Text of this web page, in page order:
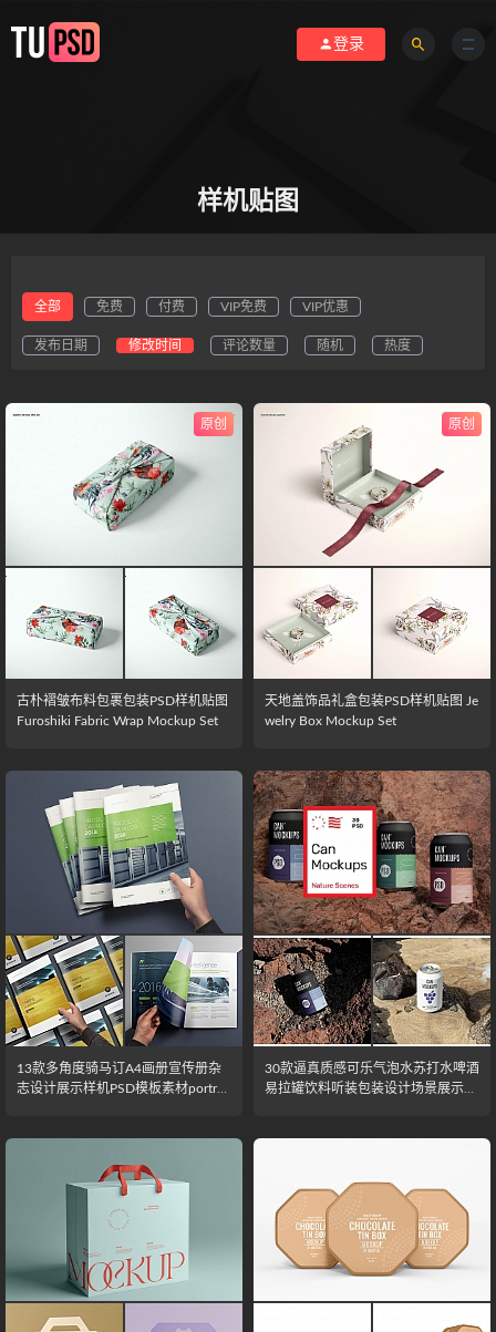
登录
样机贴图
全部 免费 付费 VIP免费 VIP优惠
发布日期 修改时间 评论数量 随机 热度
原创
古朴褶皱布料包裹包装PSD样机贴图
Furoshiki Fabric Wrap Mockup Set
原创
天地盖饰品礼盒包装PSD样机贴图 Je
welry Box Mockup Set
13款多角度骑马订A4画册宣传册杂
志设计展示样机PSD模板素材portrait
30款逼真质感可乐气泡水苏打水啤酒
易拉罐饮料听装包装设计场景展示样